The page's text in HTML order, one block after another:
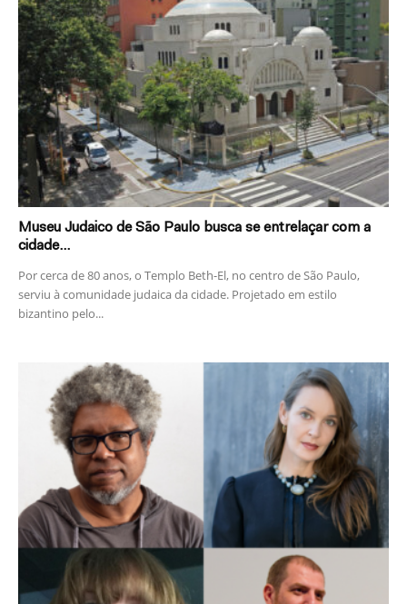
Museu Judaico de São Paulo busca se entrelaçar com a
cidade...
Por cerca de 80 anos, o Templo Beth-El, no centro de São Paulo,
serviu à comunidade judaica da cidade. Projetado em estilo
bizantino pelo...